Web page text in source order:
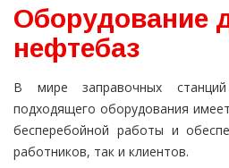
Оборудование
нефтебаз
В мире заправочных
подходящего оборудования
бесперебойной работы и
работников, так и клиентов.